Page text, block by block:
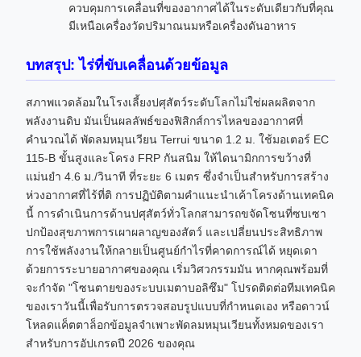
ควบคุมการเคลื่อนที่ของอากาศได้ในระดับเดียวกับที่คุณ
มีเหนือเครื่องวัดปริมาณนมหรือเครื่องดันอาหาร
บทสรุป: ไร่ที่ขับเคลื่อนด้วยข้อมูล
สภาพแวดล้อมในโรงเลี้ยงปศุสัตว์ระดับโลกไม่ใช่ผลผลิตจาก
พลังงานดิบ มันเป็นผลลัพธ์ของฟิสิกส์การไหลของอากาศที่
คำนวณได้ พัดลมหมุนเวียน Terrui ขนาด 1.2 ม. ใช้มอเตอร์ EC
115-B ขั้นสูงและโครง FRP กันสนิม ให้ไดนามิกการขว้างที่
แม่นยำ 4.6 ม./วินาที ที่ระยะ 6 เมตร ซึ่งจำเป็นสำหรับการสร้าง
ห่วงอากาศที่ไร้ที่ติ การปฏิบัติตามคำแนะนำเค้าโครงด้านเทคนิค
นี้ การดำเนินการด้านปศุสัตว์ทั่วโลกสามารถขจัดโซนที่ซบเซา
ปกป้องสุขภาพการเผาผลาญของสัตว์ และเปลี่ยนประสิทธิภาพ
การใช้พลังงานให้กลายเป็นศูนย์กำไรที่คาดการณ์ได้ หยุดเดา
ด้วยการระบายอากาศของคุณ เริ่มวิศวกรรมมัน หากคุณพร้อมที่
จะกำจัด "โซนตายของระบบเมตาบอลิซึม" โปรดติดต่อทีมเทคนิค
ของเราวันนี้เพื่อรับการตรวจสอบรูปแบบที่กำหนดเอง หรือดาวน์
โหลดแค็ตตาล็อกข้อมูลจำเพาะพัดลมหมุนเวียนทั้งหมดของเรา
สำหรับการอัปเกรดปี 2026 ของคุณ